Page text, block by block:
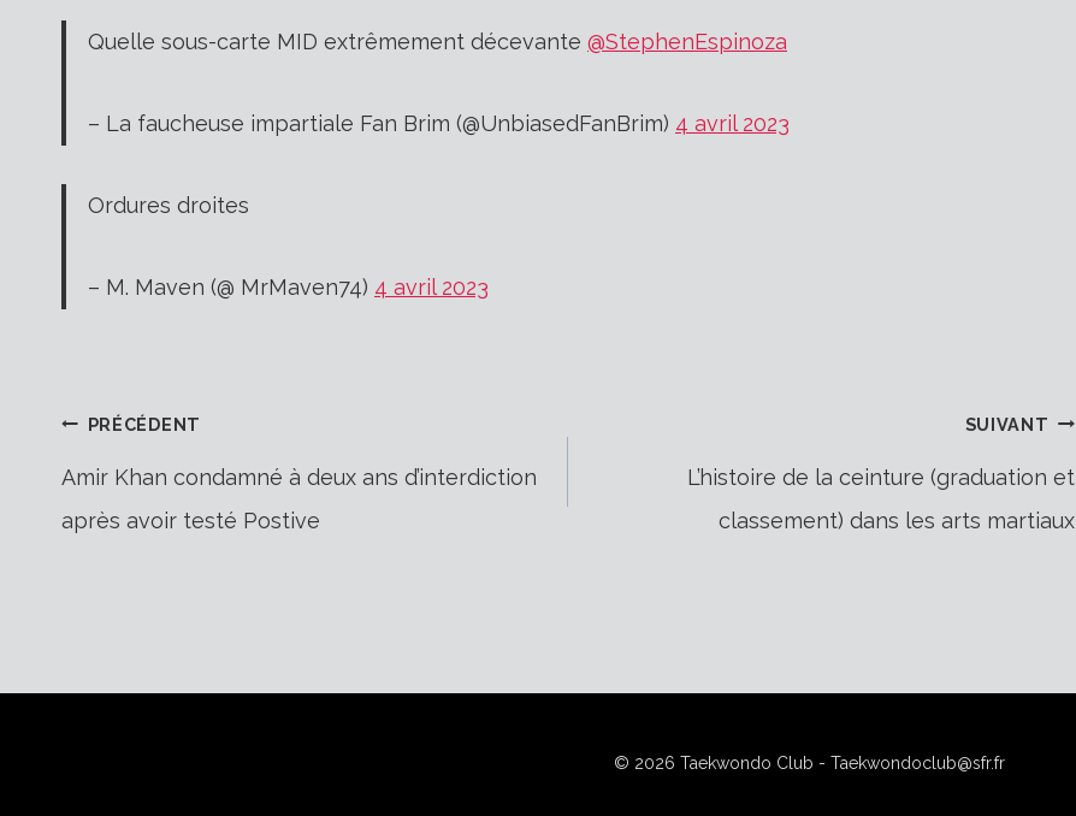
Quelle sous-carte MID extrêmement décevante @StephenEspinoza
– La faucheuse impartiale Fan Brim (@UnbiasedFanBrim) 4 avril 2023
Ordures droites
– M. Maven (@ MrMaven74) 4 avril 2023
Navigation
l’article
PRÉCÉDENT
Amir Khan condamné à deux ans d’interdiction
après avoir testé Postive
SUIVANT
L’histoire de la ceinture (graduation et
classement) dans les arts martiaux
© 2026 Taekwondo Club - Taekwondoclub@sfr.fr